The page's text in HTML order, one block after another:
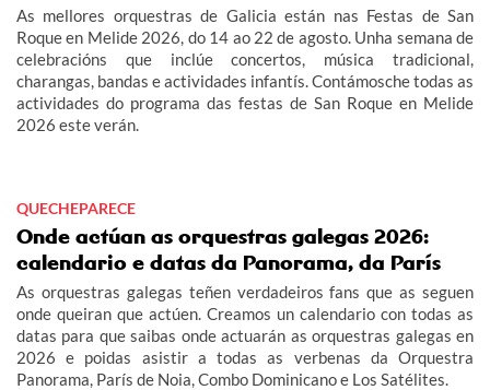
As mellores orquestras de Galicia están nas Festas de San
Roque en Melide 2026, do 14 ao 22 de agosto. Unha semana de
celebracións que inclúe concertos, música tradicional,
charangas, bandas e actividades infantís. Contámosche todas as
actividades do programa das festas de San Roque en Melide
2026 este verán.
QUECHEPARECE
Onde actúan as orquestras galegas 2026:
calendario e datas da Panorama, da París
As orquestras galegas teñen verdadeiros fans que as seguen
onde queiran que actúen. Creamos un calendario con todas as
datas para que saibas onde actuarán as orquestras galegas en
2026 e poidas asistir a todas as verbenas da Orquestra
Panorama, París de Noia, Combo Dominicano e Los Satélites.